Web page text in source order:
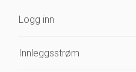
Logg inn
Innleggsstrøm